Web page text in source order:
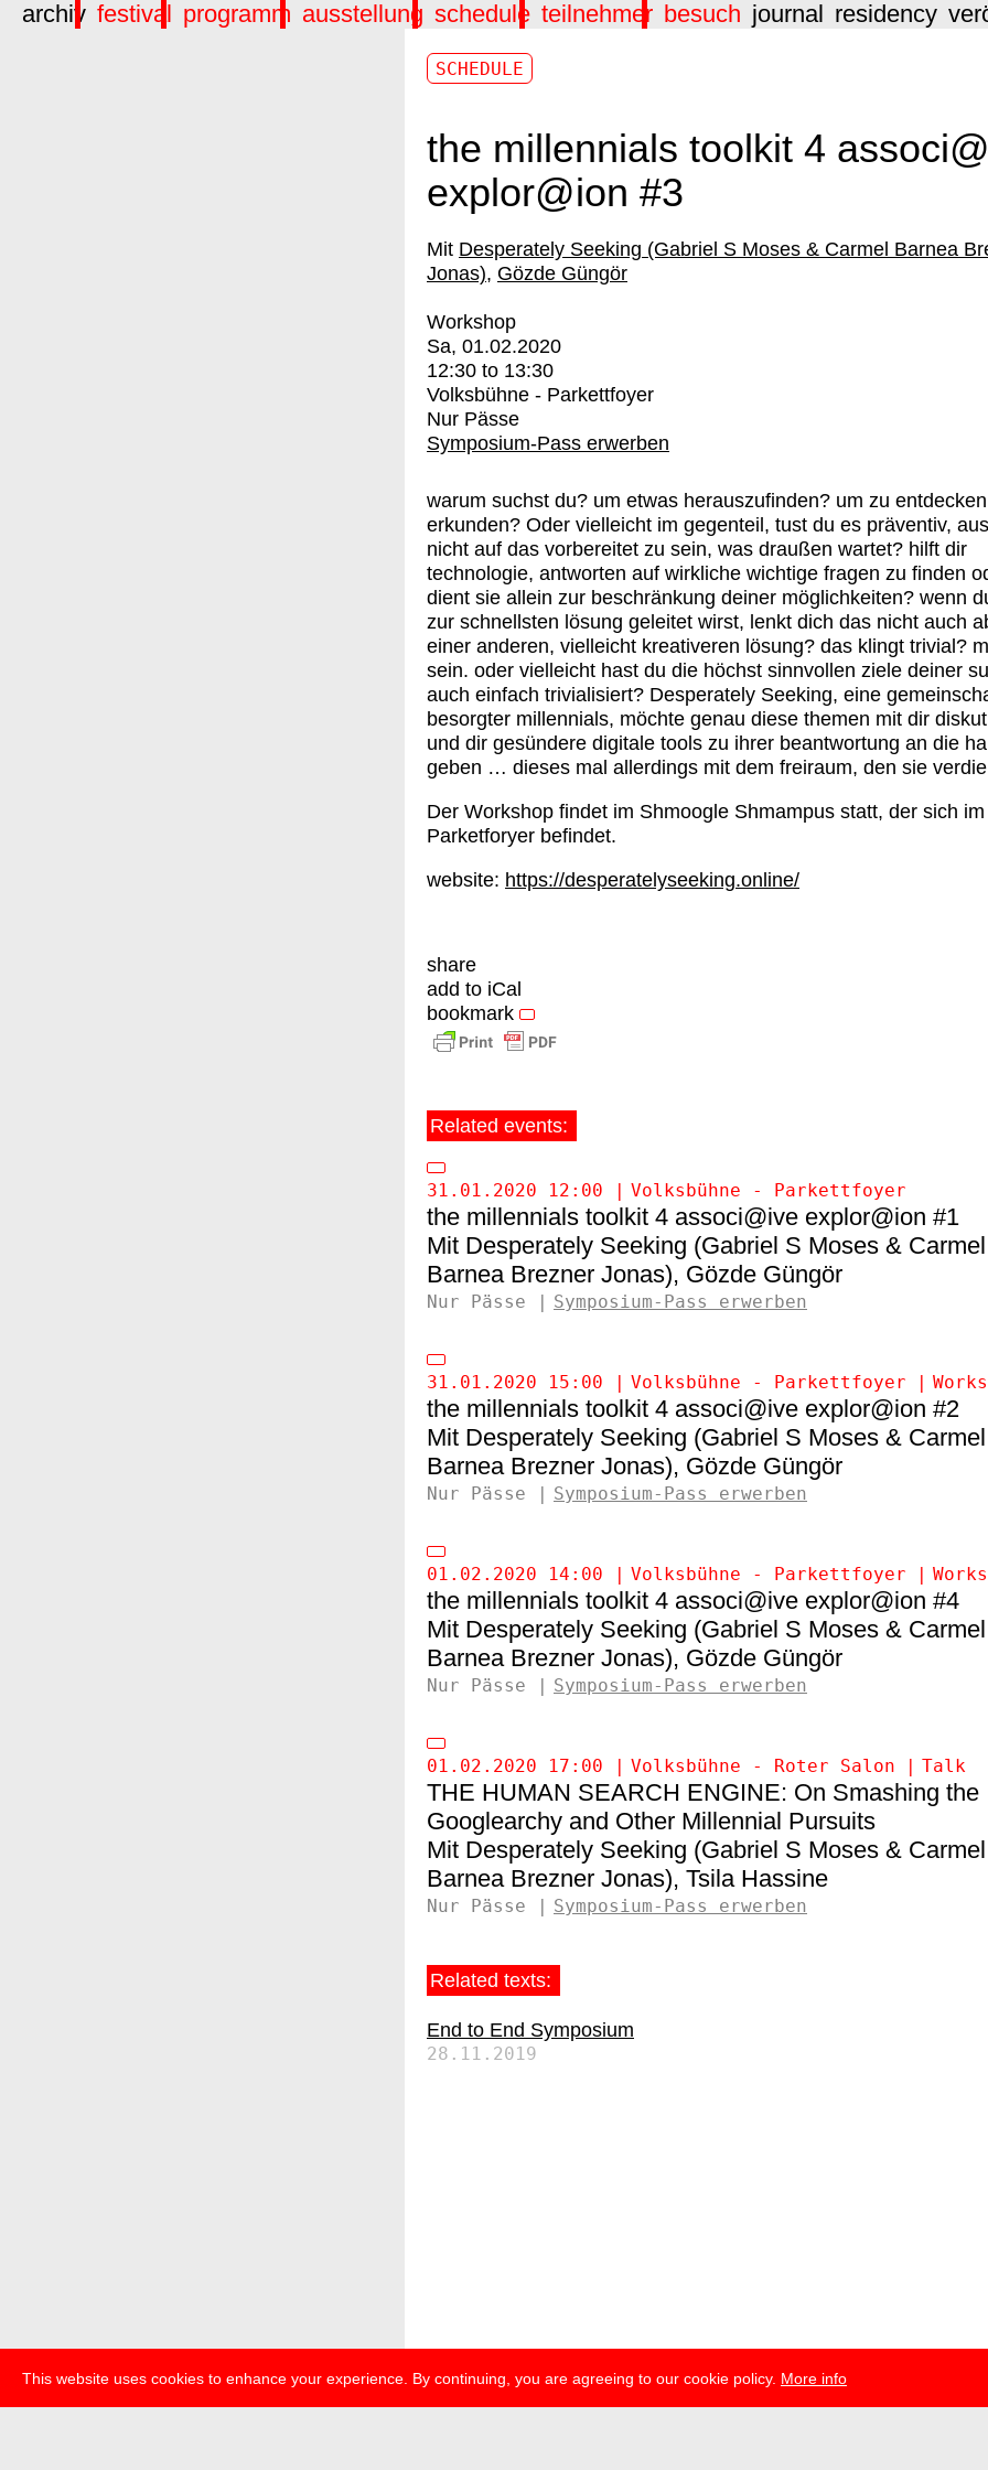
This website uses cookies to enhance your experience. By continuing, you are agreeing to our cookie policy. More info
archiv festival programm ausstellung schedule teilnehmer besuch journal residency
SCHEDULE
the millennials toolkit 4
explor@ion #3
Desperately Seeking (Gabriel S Moses & Carmel Barnea
Jonas) Gözde Güngör
Workshop
Sa, 01.02.2020
12:30 to 13:30
Volksbühne - Parkettfoyer
Nur Pässe
Symposium-Pass erwerben
warum suchst du? um etwas herauszufinden? um zu
erkunden? Oder vielleicht im gegenteil, tust du es präventiv,
nicht auf das vorbereitet zu sein, was draußen wartet? hilft dir
technologie, antworten auf wirkliche wichtige fragen zu finden
dient sie allein zur beschränkung deiner möglichkeiten? wenn
zur schnellsten lösung geleitet wirst, lenkt dich das nicht auch
einer anderen, vielleicht kreativeren lösung? das klingt trivial?
sein. oder vielleicht hast du die höchst sinnvollen ziele deiner
auch einfach trivialisiert? Desperately Seeking, eine
besorgter millennials, möchte genau diese themen mit dir
und dir gesündere digitale tools zu ihrer beantwortung an die
geben … dieses mal allerdings mit dem freiraum, den sie
Der Workshop findet im Shmoogle Shmampus statt, der sich im
Parketforyer befindet.
website: https://desperatelyseeking.online/
share
add to iCal
bookmark
Related events:
31.01.2020 12:00 Volksbühne - Parkettfoyer
the millennials toolkit 4 associ@ive explor@ion #1
Desperately Seeking (Gabriel S Moses & Carmel
Barnea Brezner Jonas) Gözde Güngör
Nur Pässe Symposium-Pass erwerben
31.01.2020 15:00 Volksbühne - Parkettfoyer
the millennials toolkit 4 associ@ive explor@ion #2
Desperately Seeking (Gabriel S Moses & Carmel
Barnea Brezner Jonas) Gözde Güngör
Nur Pässe Symposium-Pass erwerben
01.02.2020 14:00 Volksbühne - Parkettfoyer
the millennials toolkit 4 associ@ive explor@ion #4
Desperately Seeking (Gabriel S Moses & Carmel
Barnea Brezner Jonas) Gözde Güngör
Nur Pässe Symposium-Pass erwerben
01.02.2020 17:00 Volksbühne - Roter Salon Talk
THE HUMAN SEARCH ENGINE: On Smashing the
Googlearchy and Other Millennial Pursuits
Desperately Seeking (Gabriel S Moses & Carmel
Barnea Brezner Jonas) Tsila Hassine
Nur Pässe Symposium-Pass erwerben
Related texts:
End to End Symposium
28.11.2019